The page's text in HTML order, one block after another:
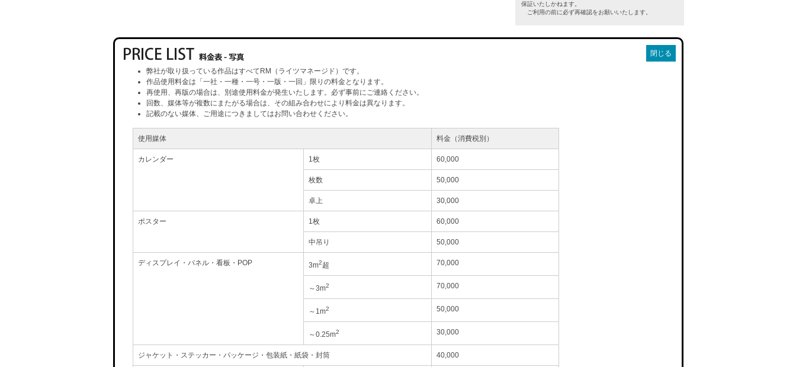
保証いたしかねます。
ご利用の前に必ず再確認をお願いいたします。
閉じる
弊社が取り扱っている作品はすべてRM（ライツマネージド）です。
作品使用料金は「一社・一種・一号・一版・一回」限りの料金となります。
再使用、再版の場合は、別途使用料金が発生いたします。必ず事前にご連絡ください。
回数、媒体等が複数にまたがる場合は、その組み合わせにより料金は異なります。
記載のない媒体、ご用途につきましてはお問い合わせください。
使用媒体 料金（消費税別）
カレンダー 1枚 60,000
枚数 50,000
卓上 30,000
ポスター 1枚 60,000
中吊り 50,000
ディスプレイ・パネル・看板・POP 3m2超 70,000
～3m2 70,000
～1m2 50,000
～0.25m2 30,000
ジャケット・ステッカー・パッケージ・包装紙・紙袋・封筒 40,000